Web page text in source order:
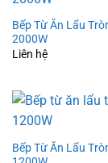
Bếp Từ Ăn Lẩu
2000W
Liên hệ
Bếp Từ Ăn Lẩu